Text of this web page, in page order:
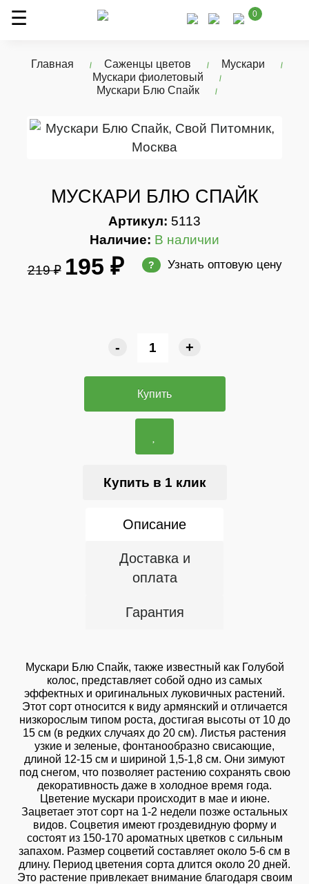
0
Главная Саженцы цветов
Мускари
Мускари фиолетовый
Мускари Блю Спайк
МУСКАРИ БЛЮ СПАЙК
Артикул: 5113
Наличие: В наличии
219 ₽ 195 ₽ ? Узнать оптовую цену
- +
Купить
Купить в 1 клик
Описание
Доставка и
оплата
Гарантия
Мускари Блю Спайк, также известный как Голубой
колос, представляет собой одно из самых
эффектных и оригинальных луковичных растений.
Этот сорт относится к виду армянский и отличается
низкорослым типом роста, достигая высоты от 10 до
15 см (в редких случаях до 20 см). Листья растения
узкие и зеленые, фонтанообразно свисающие,
длиной 12-15 см и шириной 1,5-1,8 см. Они зимуют
под снегом, что позволяет растению сохранять свою
декоративность даже в холодное время года.
Цветение мускари происходит в мае и июне.
Зацветает этот сорт на 1-2 недели позже остальных
видов. Соцветия имеют гроздевидную форму и
состоят из 150-170 ароматных цветков с сильным
запахом. Размер соцветий составляет около 5-6 см в
длину. Период цветения сорта длится около 20 дней.
Это растение привлекает внимание благодаря своим